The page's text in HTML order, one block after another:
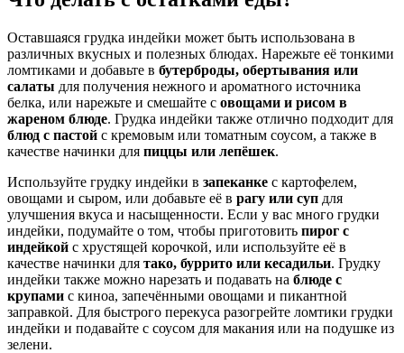
Оставшаяся грудка индейки может быть использована в
различных вкусных и полезных блюдах. Нарежьте её тонкими
ломтиками и добавьте в бутерброды, обертывания или
салаты для получения нежного и ароматного источника
белка, или нарежьте и смешайте с овощами и рисом в
жареном блюде. Грудка индейки также отлично подходит для
блюд с пастой с кремовым или томатным соусом, а также в
качестве начинки для пиццы или лепёшек.
Используйте грудку индейки в запеканке с картофелем,
овощами и сыром, или добавьте её в рагу или суп для
улучшения вкуса и насыщенности. Если у вас много грудки
индейки, подумайте о том, чтобы приготовить пирог с
индейкой с хрустящей корочкой, или используйте её в
качестве начинки для тако, буррито или кесадильи. Грудку
индейки также можно нарезать и подавать на блюде с
крупами с киноа, запечёнными овощами и пикантной
заправкой. Для быстрого перекуса разогрейте ломтики грудки
индейки и подавайте с соусом для макания или на подушке из
зелени.